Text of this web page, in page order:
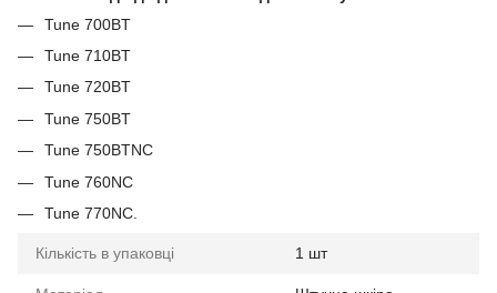
Tune 700BT
Tune 710BT
Tune 720BT
Tune 750BT
Tune 750BTNC
Tune 760NC
Tune 770NC.
Кількість в упаковці 1 шт